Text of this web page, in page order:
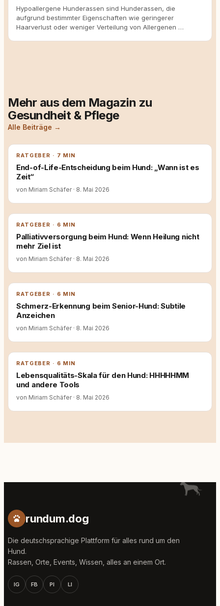
Hypoallergene Hunderassen sind Hunderassen, die
aufgrund bestimmter Eigenschaften wie geringerer
Haarverlust oder weniger Verteilung von Allergenen …
Mehr aus dem Magazin zu
Gesundheit & Pflege
Alle Beiträge →
RATGEBER · 7 MIN
End-of-Life-Entscheidung beim Hund: „Wann ist es
Zeit“
von Miriam Schäfer · 8. Mai 2026
RATGEBER · 6 MIN
Palliativversorgung beim Hund: Wenn Heilung nicht
mehr Ziel ist
von Miriam Schäfer · 8. Mai 2026
RATGEBER · 6 MIN
Schmerz-Erkennung beim Senior-Hund: Subtile
Anzeichen
von Miriam Schäfer · 8. Mai 2026
RATGEBER · 6 MIN
Lebensqualitäts-Skala für den Hund: HHHHHMM
und andere Tools
von Miriam Schäfer · 8. Mai 2026
rundum.dog
Die deutschsprachige Plattform für alles rund um den
Hund.
Rassen, Orte, Events, Wissen, alles an einem Ort.
IG FB PI LI